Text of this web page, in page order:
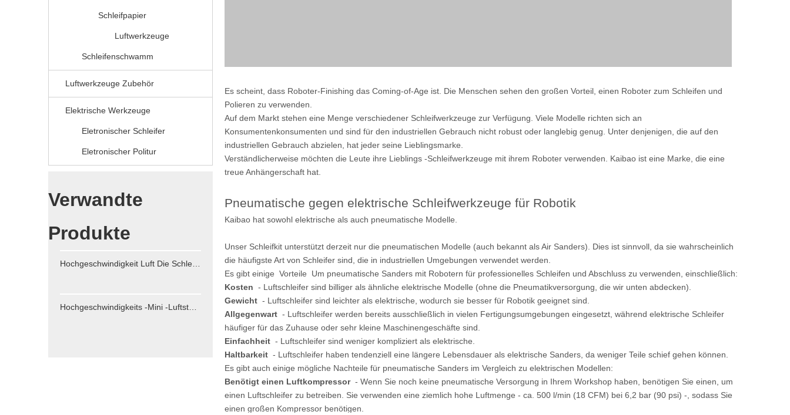
Schleifpapier
Luftwerkzeuge
Schleifenschwamm
Luftwerkzeuge Zubehör
Elektrische Werkzeuge
Eletronischer Schleifer
Eletronischer Politur
Verwandte
Produkte
Es scheint, dass Roboter-Finishing das Coming-of-Age ist. Die Menschen sehen den großen Vorteil, einen Roboter zum Schleifen und
Polieren zu verwenden.
Auf dem Markt stehen eine Menge verschiedener Schleifwerkzeuge zur Verfügung. Viele Modelle richten sich an
Konsumentenkonsumenten und sind für den industriellen Gebrauch nicht robust oder langlebig genug. Unter denjenigen, die auf den
industriellen Gebrauch abzielen, hat jeder seine Lieblingsmarke.
Verständlicherweise möchten die Leute ihre Lieblings -Schleifwerkzeuge mit ihrem Roboter verwenden. Kaibao ist eine Marke, die eine
treue Anhängerschaft hat.
Pneumatische gegen elektrische Schleifwerkzeuge für Robotik
Kaibao hat sowohl elektrische als auch pneumatische Modelle.
Unser Schleifkit unterstützt derzeit nur die pneumatischen Modelle (auch bekannt als Air Sanders). Dies ist sinnvoll, da sie wahrscheinlich
die häufigste Art von Schleifer sind, die in industriellen Umgebungen verwendet werden.
Es gibt einige Vorteile Um pneumatische Sanders mit Robotern für professionelles Schleifen und Abschluss zu verwenden, einschließlich:
Kosten - Luftschleifer sind billiger als ähnliche elektrische Modelle (ohne die Pneumatikversorgung, die wir unten abdecken).
Gewicht - Luftschleifer sind leichter als elektrische, wodurch sie besser für Robotik geeignet sind.
Allgegenwart - Luftschleifer werden bereits ausschließlich in vielen Fertigungsumgebungen eingesetzt, während elektrische Schleifer
häufiger für das Zuhause oder sehr kleine Maschinengeschäfte sind.
Einfachheit - Luftschleifer sind weniger kompliziert als elektrische.
Haltbarkeit - Luftschleifer haben tendenziell eine längere Lebensdauer als elektrische Sanders, da weniger Teile schief gehen können.
Es gibt auch einige mögliche Nachteile für pneumatische Sanders im Vergleich zu elektrischen Modellen:
Benötigt einen Luftkompressor - Wenn Sie noch keine pneumatische Versorgung in Ihrem Workshop haben, benötigen Sie einen, um
einen Luftschleifer zu betreiben. Sie verwenden eine ziemlich hohe Luftmenge - ca. 500 l/min (18 CFM) bei 6,2 bar (90 psi) -, sodass Sie
einen großen Kompressor benötigen.